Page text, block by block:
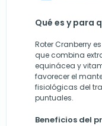
Qué es y para
Roter Cranberry
que combina
equinácea y
favorecer el
fisiológicas del
puntuales.
Beneficios del